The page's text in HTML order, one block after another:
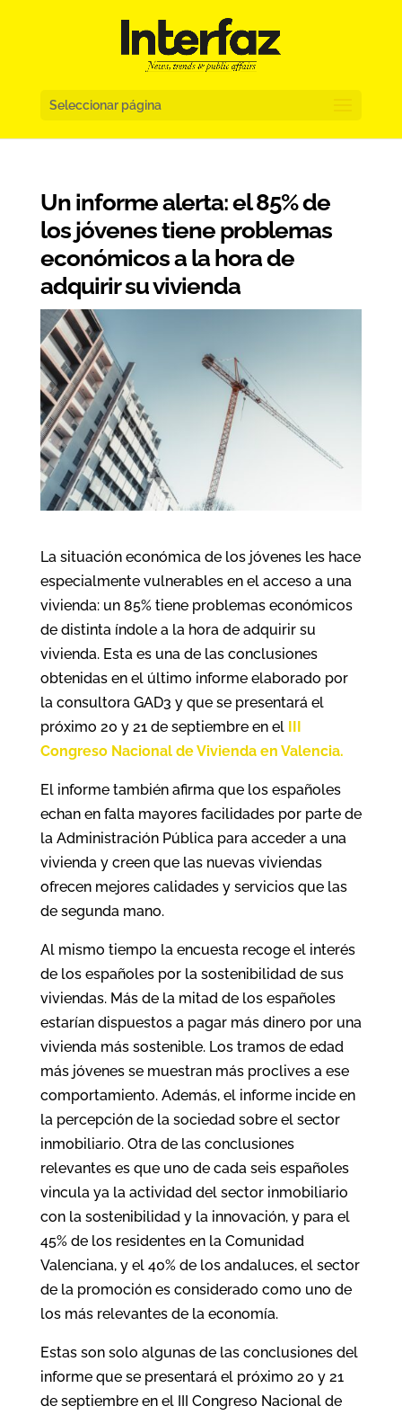
Seleccionar página
Un informe alerta: el 85% de
los jóvenes tiene problemas
económicos a la hora de
adquirir su vivienda
La situación económica de los jóvenes les hace
especialmente vulnerables en el acceso a una
vivienda: un 85% tiene problemas económicos
de distinta índole a la hora de adquirir su
vivienda. Esta es una de las conclusiones
obtenidas en el último informe elaborado por
la consultora GAD3 y que se presentará el
próximo 20 y 21 de septiembre en el III
Congreso Nacional de Vivienda en Valencia.
El informe también afirma que los españoles
echan en falta mayores facilidades por parte de
la Administración Pública para acceder a una
vivienda y creen que las nuevas viviendas
ofrecen mejores calidades y servicios que las
de segunda mano.
Al mismo tiempo la encuesta recoge el interés
de los españoles por la sostenibilidad de sus
viviendas. Más de la mitad de los españoles
estarían dispuestos a pagar más dinero por una
vivienda más sostenible. Los tramos de edad
más jóvenes se muestran más proclives a ese
comportamiento. Además, el informe incide en
la percepción de la sociedad sobre el sector
inmobiliario. Otra de las conclusiones
relevantes es que uno de cada seis españoles
vincula ya la actividad del sector inmobiliario
con la sostenibilidad y la innovación, y para el
45% de los residentes en la Comunidad
Valenciana, y el 40% de los andaluces, el sector
de la promoción es considerado como uno de
los más relevantes de la economía.
Estas son solo algunas de las conclusiones del
informe que se presentará el próximo 20 y 21
de septiembre en el III Congreso Nacional de